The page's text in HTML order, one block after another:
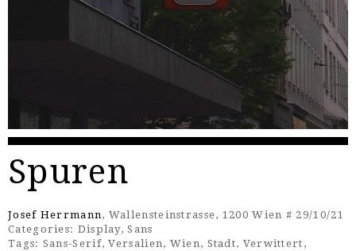
Spuren
Josef Herrmann, Wallensteinstrasse, 1200 Wien # 29/10/21
Categories: Display,Sans
Tags: Sans-Serif,Versalien, Wien, Stadt, Verwittert ,